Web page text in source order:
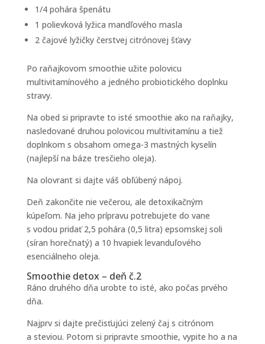
1/4 pohára špenátu
1 polievková lyžica mandľového masla
2 čajové lyžičky čerstvej citrónovej šťavy
Po raňajkovom smoothie užite polovicu
multivitamínového a jedného probiotického doplnku
stravy.
Na obed si pripravte to isté smoothie ako na raňajky,
nasledované druhou polovicou multivitamínu a tiež
doplnkom s obsahom omega-3 mastných kyselín
(najlepší na báze tresčieho oleja).
Na olovrant si dajte váš obľúbený nápoj.
Deň zakončite nie večerou, ale detoxikačným
kúpeľom. Na jeho prípravu potrebujete do vane
s vodou pridať 2,5 pohára (0,5 litra) epsomskej soli
(síran horečnatý) a 10 hvapiek levanduľového
esenciálneho oleja.
Smoothie detox – deň č.2
Ráno druhého dňa urobte to isté, ako počas prvého
dňa.
Najprv si dajte prečisťujúci zelený čaj s citrónom
a steviou. Potom si pripravte smoothie, vypite ho a na